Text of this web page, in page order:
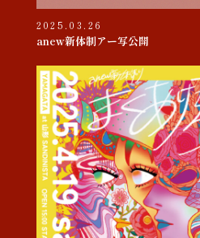
2025.03.26
anew新体制アー写公開